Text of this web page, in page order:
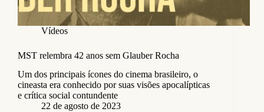
Vídeos
MST relembra 42 anos sem Glauber Rocha
Um dos principais ícones do cinema brasileiro, o
cineasta era conhecido por suas visões apocalípticas
e crítica social contundente
22 de agosto de 2023